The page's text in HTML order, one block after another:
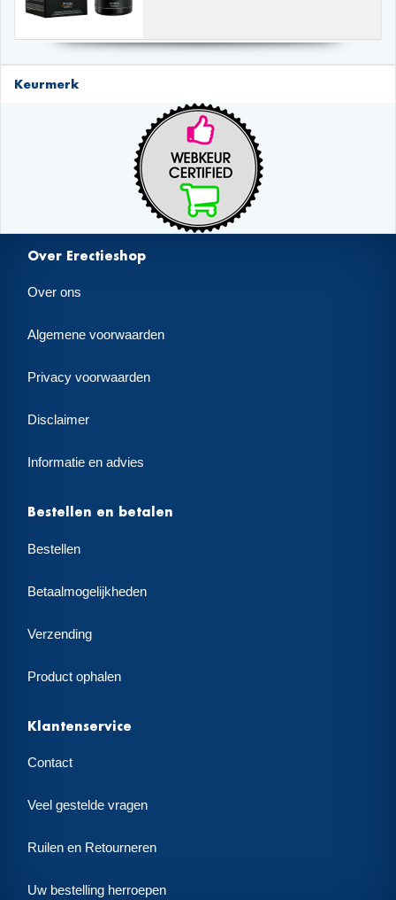
Keurmerk
Over Erectieshop
Over ons
Algemene voorwaarden
Privacy voorwaarden
Disclaimer
Informatie en advies
Bestellen en betalen
Bestellen
Betaalmogelijkheden
Verzending
Product ophalen
Klantenservice
Contact
Veel gestelde vragen
Ruilen en Retourneren
Uw bestelling herroepen